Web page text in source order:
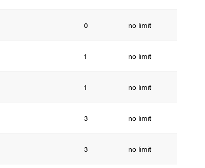
0 no limit
1 no limit
1 no limit
3 no limit
3 no limit